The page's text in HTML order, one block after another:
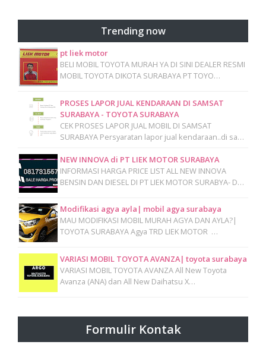
Trending now
pt liek motor
BELI MOBIL TOYOTA MURAH YA DI SINI DEALER RESMI
MOBIL TOYOTA DIKOTA SURABAYA PT TOYO…
PROSES LAPOR JUAL KENDARAAN DI SAMSAT
SURABAYA - TOYOTA SURABAYA
CEK PROSES LAPOR JUAL MOBIL DI SAMSAT
SURABAYA Persyaratan lapor jual kendaraan..di sa…
NEW INNOVA di PT LIEK MOTOR SURABAYA
INFORMASI HARGA PRICE LIST ALL NEW INNOVA
BENSIN DAN DIESEL DI PT LIEK MOTOR SURABYA- D…
Modifikasi agya ayla| mobil agya surabaya
MAU MODIFIKASI MOBIL MURAH AGYA DAN AYLA?|
TOYOTA SURABAYA Agya TRD LIEK MOTOR …
VARIASI MOBIL TOYOTA AVANZA| toyota surabaya
VARIASI MOBIL TOYOTA AVANZA All New Toyota
Avanza (ANA) dan All New Daihatsu X…
Formulir Kontak